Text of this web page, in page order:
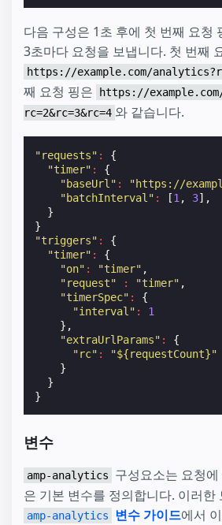
다음 구성은 1초 후에 첫 번째 요청
3초마다 요청을 보냅니다. 첫 번째
https://example.com/
째 요청 핑은
https://
rc=2&rc=3&rc=4 와 같습니다.
"requests" :
{
"timer" :
{
"baseUrl" : "https://
"batchInterval" : [1 , 3],
}
}
"triggers" :
{
"timer" :
{
"on" : "timer" ,
"request"
: "timer" ,
"timerSpec" :
{
"interval" :
1
},
"extraUrlParams" :
{
"rc" :
"${requestCount}"
}
}
}
변수
amp-analytics
구성요소는 요청
은 기본 변수를 정의합니다. 이러한
amp-analytics 변수 가이드에서